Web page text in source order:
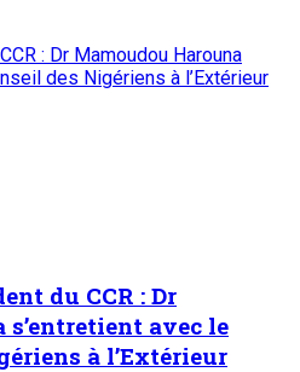
: Dr Mamoudou Harouna
des Nigériens à l’Extérieur
du CCR : Dr
avec le
à l’Extérieur